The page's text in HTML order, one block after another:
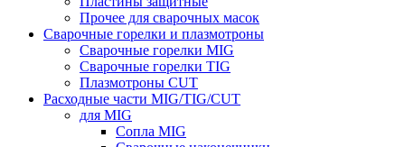
Прочее для сварочных масок
Сварочные горелки и плазмотроны
Сварочные горелки MIG
Сварочные горелки TIG
Плазмотроны CUT
Расходные части MIG/TIG/CUT
для MIG
Сопла MIG